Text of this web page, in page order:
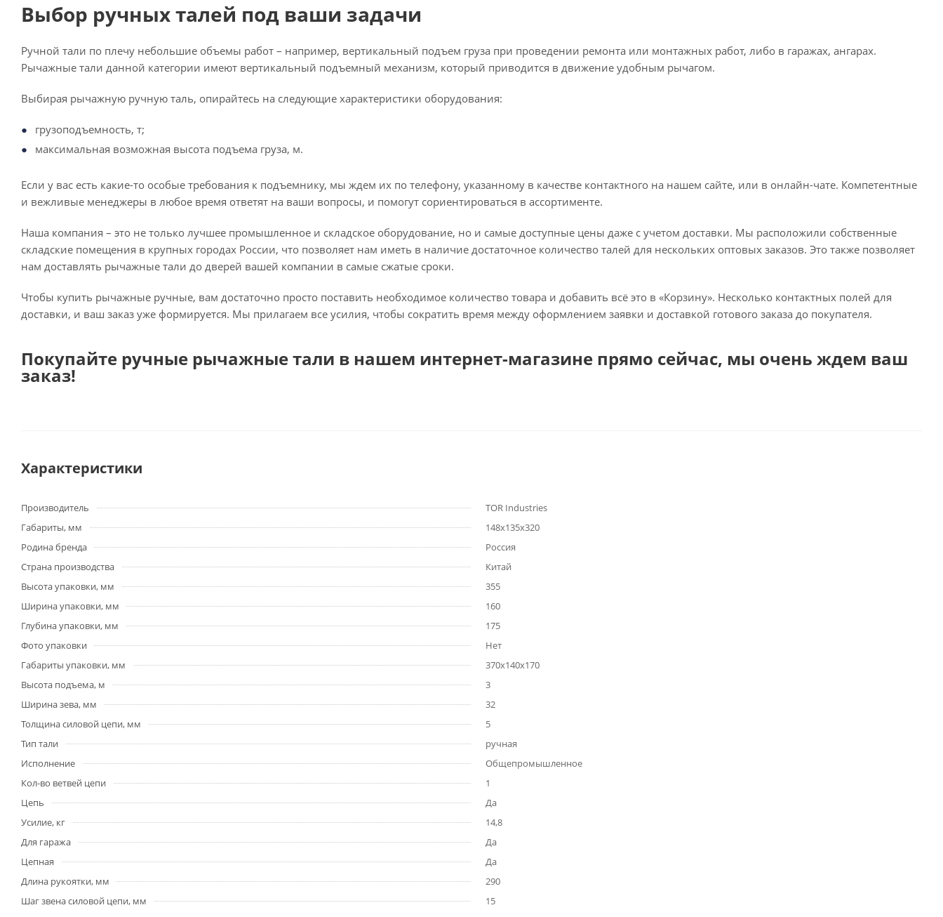
Выбор ручных талей под ваши задачи
Ручной тали по плечу небольшие объемы работ – например, вертикальный подъем груза при проведении ремонта или монтажных работ, либо в гаражах, ангарах.
Рычажные тали данной категории имеют вертикальный подъемный механизм, который приводится в движение удобным рычагом.
Выбирая рычажную ручную таль, опирайтесь на следующие характеристики оборудования:
грузоподъемность, т;
максимальная возможная высота подъема груза, м.
Если у вас есть какие-то особые требования к подъемнику, мы ждем их по телефону, указанному в качестве контактного на нашем сайте, или в онлайн-чате. Компетентные
и вежливые менеджеры в любое время ответят на ваши вопросы, и помогут сориентироваться в ассортименте.
Наша компания – это не только лучшее промышленное и складское оборудование, но и самые доступные цены даже с учетом доставки. Мы расположили собственные
складские помещения в крупных городах России, что позволяет нам иметь в наличие достаточное количество талей для нескольких оптовых заказов. Это также позволяет
нам доставлять рычажные тали до дверей вашей компании в самые сжатые сроки.
Чтобы купить рычажные ручные, вам достаточно просто поставить необходимое количество товара и добавить всё это в «Корзину». Несколько контактных полей для
доставки, и ваш заказ уже формируется. Мы прилагаем все усилия, чтобы сократить время между оформлением заявки и доставкой готового заказа до покупателя.
Покупайте ручные рычажные тали в нашем интернет-магазине прямо сейчас, мы очень ждем ваш
заказ!
Характеристики
Производитель
TOR Industries
Габариты, мм
148х135х320
Родина бренда
Россия
Страна производства
Китай
Высота упаковки, мм
355
Ширина упаковки, мм
160
Глубина упаковки, мм
175
Фото упаковки
Нет
Габариты упаковки, мм
370х140х170
Высота подъема, м
3
Ширина зева, мм
32
Толщина силовой цепи, мм
5
Тип тали
ручная
Исполнение
Общепромышленное
Кол-во ветвей цепи
1
Цепь
Да
Усилие, кг
14,8
Для гаража
Да
Цепная
Да
Длина рукоятки, мм
290
Шаг звена силовой цепи, мм
15